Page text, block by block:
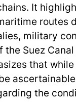
It
routes
military
Suez Canal
that
the